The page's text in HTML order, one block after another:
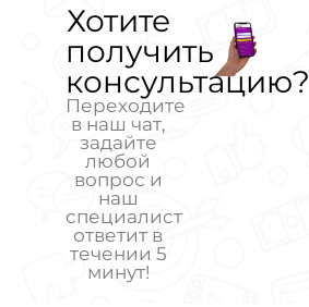
Хотите
получить
консультацию?
Переходите
в наш чат,
задайте
любой
вопрос и
наш
специалист
ответит в
течении 5
минут!